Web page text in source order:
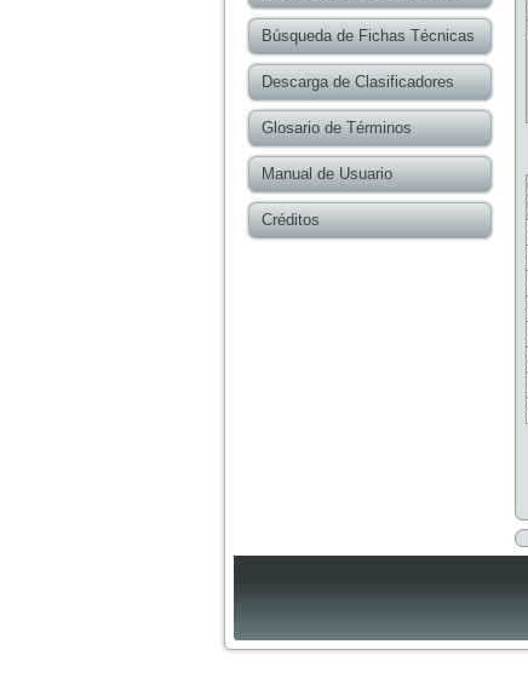
Búsqueda de Fichas Técnicas
Descarga de Clasificadores
Glosario de Términos
Manual de Usuario
Créditos